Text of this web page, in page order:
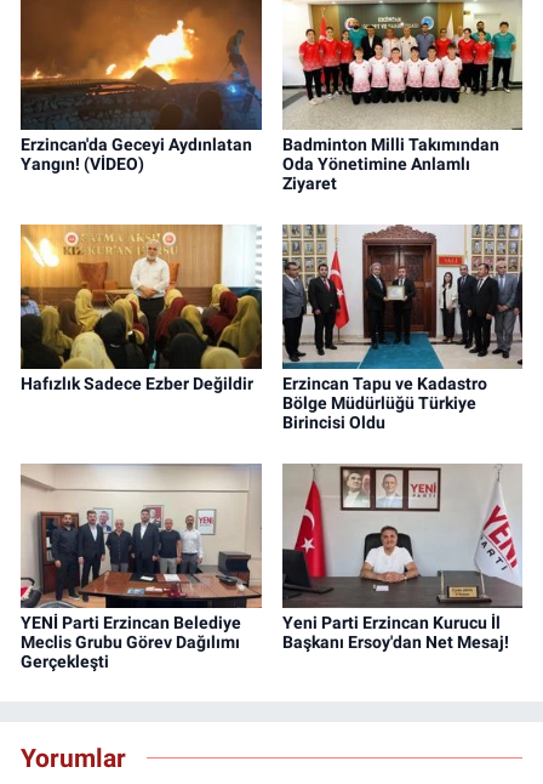
Erzincan'da Geceyi Aydınlatan
Yangın! (VİDEO)
Badminton Milli Takımından
Oda Yönetimine Anlamlı
Ziyaret
Hafızlık Sadece Ezber Değildir
Erzincan Tapu ve Kadastro
Bölge Müdürlüğü Türkiye
Birincisi Oldu
YENİ Parti Erzincan Belediye
Meclis Grubu Görev Dağılımı
Gerçekleşti
Yeni Parti Erzincan Kurucu İl
Başkanı Ersoy'dan Net Mesaj!
Yorumlar